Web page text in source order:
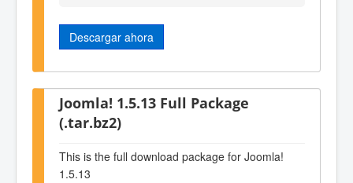
Descargar ahora
Joomla! 1.5.13 Full Package
(.tar.bz2)
This is the full download package for Joomla!
1.5.13